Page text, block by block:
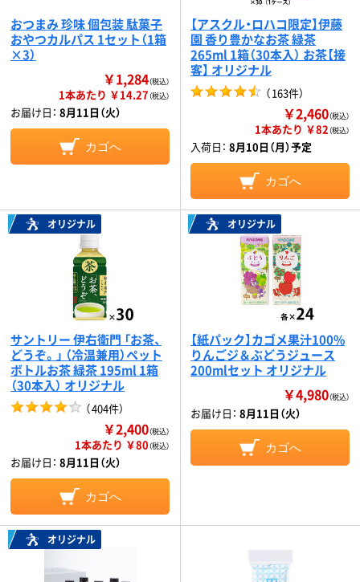
おつまみ 珍味 個包装 駄菓子
おやつカルパス 1セット（1箱
×3）
￥1,284（税込）
1本あたり ￥14.27（税込）
お届け日： 8月11日（火）
カゴへ
【アスクル・ロハコ限定】伊藤
園 香り豊かなお茶 緑茶
265ml 1箱（30本入） お茶【接
客】 オリジナル
（163件）
￥2,460（税込）
1本あたり ￥82（税込）
入荷日： 8月10日（月）予定
カゴへ
オリジナル
サントリー 伊右衛門 「お茶、
どうぞ。」 （冷温兼用）ペット
ボトルお茶 緑茶 195ml 1箱
（30本入） オリジナル
（404件）
￥2,400（税込）
1本あたり ￥80（税込）
お届け日： 8月11日（火）
カゴへ
オリジナル
【紙パック】カゴメ果汁100%
りんごジ＆ぶどうジュース
200mlセット オリジナル
￥4,980（税込）
お届け日： 8月11日（火）
カゴへ
オリジナル